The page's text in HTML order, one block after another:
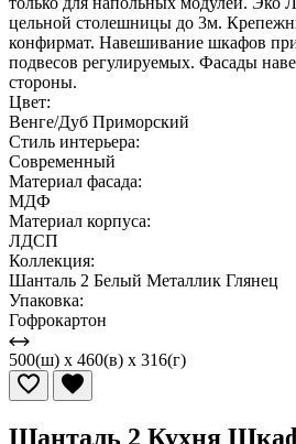
цельной столешницы до 3м.
конфирмат. Навешивание шкафов
подвесов регулируемых. Фасады
стороны.
Цвет:
Венге/Дуб Приморский
Стиль интерьера:
Современный
Материал фасада:
МДФ
Материал корпуса:
ЛДСП
Коллекция:
Шанталь 2 Белый Металлик Глянец
Упаковка:
Гофрокартон
500(ш) x 460(в) x 316(г)
Шанталь 2 Кухня